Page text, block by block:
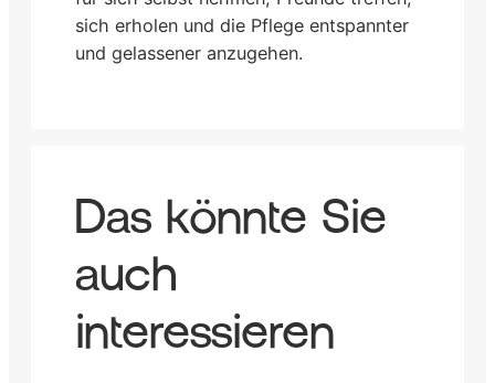
sich erholen und die Pflege entspannter
und gelassener anzugehen.
Das könnte Sie
auch
interessieren